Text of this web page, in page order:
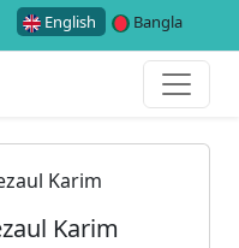
English Bangla
Karim